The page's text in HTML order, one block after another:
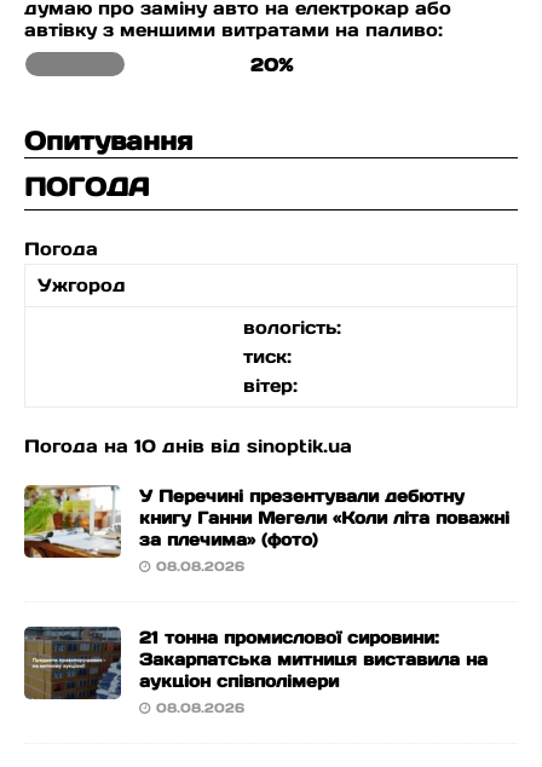
думаю про заміну авто на електрокар або
автівку з меншими витратами на паливо:
20%
Опитування
ПОГОДА
Погода
Ужгород
вологість:
тиск:
вітер:
Погода на 10 днів від sinoptik.ua
У Перечині презентували дебютну
книгу Ганни Мегели «Коли літа поважні
за плечима» (фото)
08.08.2026
21 тонна промислової сировини:
Закарпатська митниця виставила на
аукціон співполімери
08.08.2026